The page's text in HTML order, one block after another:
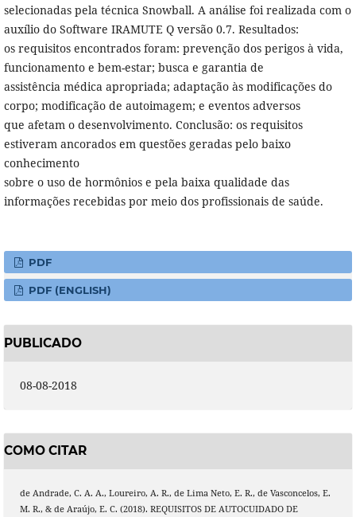
selecionadas pela técnica Snowball. A análise foi realizada com o
auxílio do Software IRAMUTE Q versão 0.7. Resultados:
os requisitos encontrados foram: prevenção dos perigos à vida,
funcionamento e bem-estar; busca e garantia de
assistência médica apropriada; adaptação às modificações do
corpo; modificação de autoimagem; e eventos adversos
que afetam o desenvolvimento. Conclusão: os requisitos
estiveram ancorados em questões geradas pelo baixo
conhecimento
sobre o uso de hormônios e pela baixa qualidade das
informações recebidas por meio dos profissionais de saúde.
PDF
PDF (ENGLISH)
PUBLICADO
08-08-2018
COMO CITAR
de Andrade, C. A. A., Loureiro, A. R., de Lima Neto, E. R., de Vasconcelos, E.
M. R., & de Araújo, E. C. (2018). REQUISITOS DE AUTOCUIDADO DE